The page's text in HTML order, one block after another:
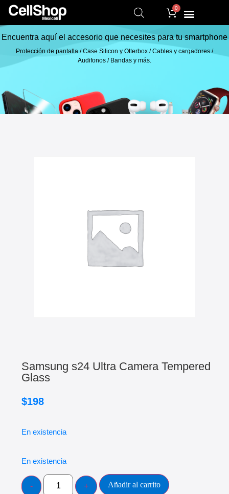
0
Encuentra aquí el accesorio que necesites para tu smartphone
Protección de pantalla / Case Silicon y Otterbox / Cables y cargadores /
Audifonos / Bandas y más.
Samsung s24 Ultra Camera Tempered
Glass
$198
En existencia
En existencia
Añadir al carrito